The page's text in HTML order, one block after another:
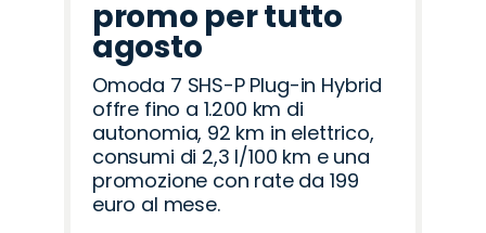
promo per tutto
agosto
Omoda 7 SHS-P Plug-in Hybrid
offre fino a 1.200 km di
autonomia, 92 km in elettrico,
consumi di 2,3 l/100 km e una
promozione con rate da 199
euro al mese.